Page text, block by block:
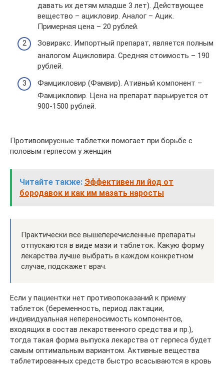
давать их детям младше 3 лет). Действующее
вещество – ацикловир. Аналог – Ацик.
Примерная цена – 20 рублей.
Зовиракс. Импортный препарат, является полным
аналогом Ацикловира. Средняя стоимость – 190
рублей.
Фамцикловир (Фамвир). Ативный компонент –
Фамцикловир. Цена на препарат варьируется от
900-1500 рублей.
Противовирусные таблетки помогает при борьбе с
половым герпесом у женщин
Читайте также: Эффективен ли йод от
бородавок и как им мазать наросты
Практически все вышеперечисленные препараты
отпускаются в виде мази и таблеток. Какую форму
лекарства лучше выбрать в каждом конкретном
случае, подскажет врач.
Если у пациентки нет противопоказаний к приему
таблеток (беременность, период лактации,
индивидуальная непереносимость компонентов,
входящих в состав лекарственного средства и пр.),
тогда такая форма выпуска лекарства от герпеса будет
самым оптимальным вариантом. Активные вещества
таблетированных средств быстро всасываются в кровь